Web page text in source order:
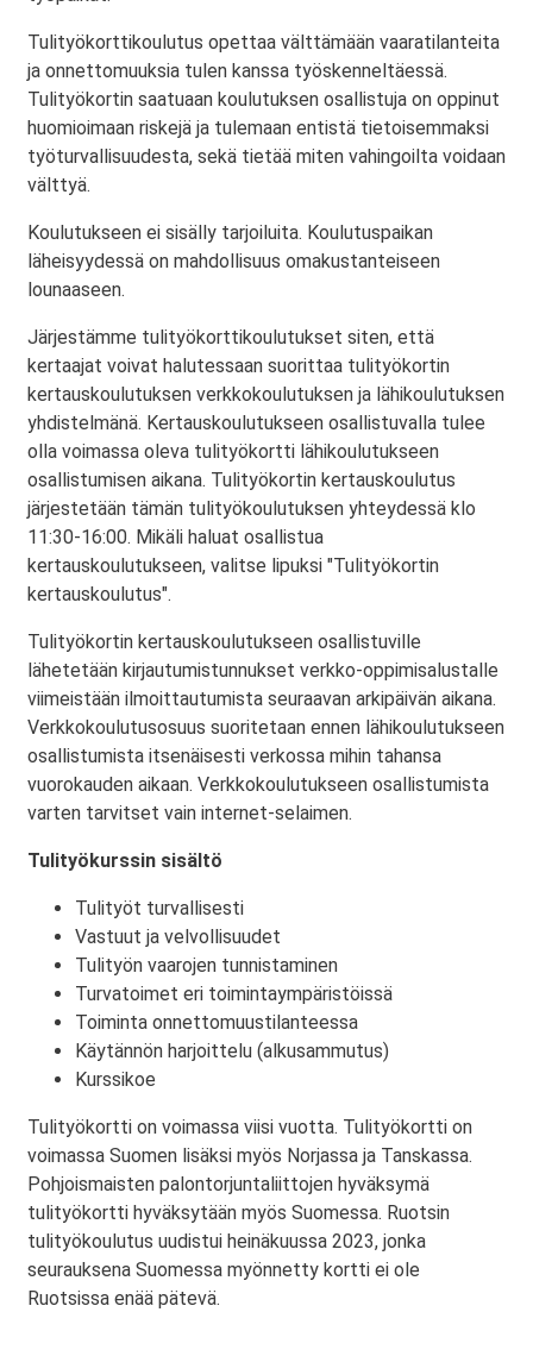
Tulityökorttikoulutus opettaa välttämään vaaratilanteita
ja onnettomuuksia tulen kanssa työskenneltäessä.
Tulityökortin saatuaan koulutuksen osallistuja on oppinut
huomioimaan riskejä ja tulemaan entistä tietoisemmaksi
työturvallisuudesta, sekä tietää miten vahingoilta voidaan
välttyä.
Koulutukseen ei sisälly tarjoiluita. Koulutuspaikan
läheisyydessä on mahdollisuus omakustanteiseen
lounaaseen.
Järjestämme tulityökorttikoulutukset siten, että
kertaajat voivat halutessaan suorittaa tulityökortin
kertauskoulutuksen verkkokoulutuksen ja lähikoulutuksen
yhdistelmänä. Kertauskoulutukseen osallistuvalla tulee
olla voimassa oleva tulityökortti lähikoulutukseen
osallistumisen aikana. Tulityökortin kertauskoulutus
järjestetään tämän tulityökoulutuksen yhteydessä klo
11:30-16:00. Mikäli haluat osallistua
kertauskoulutukseen, valitse lipuksi "Tulityökortin
kertauskoulutus".
Tulityökortin kertauskoulutukseen osallistuville
lähetetään kirjautumistunnukset verkko-oppimisalustalle
viimeistään ilmoittautumista seuraavan arkipäivän aikana.
Verkkokoulutusosuus suoritetaan ennen lähikoulutukseen
osallistumista itsenäisesti verkossa mihin tahansa
vuorokauden aikaan. Verkkokoulutukseen osallistumista
varten tarvitset vain internet-selaimen.
Tulityökurssin sisältö
Tulityöt turvallisesti
Vastuut ja velvollisuudet
Tulityön vaarojen tunnistaminen
Turvatoimet eri toimintaympäristöissä
Toiminta onnettomuustilanteessa
Käytännön harjoittelu (alkusammutus)
Kurssikoe
Tulityökortti on voimassa viisi vuotta. Tulityökortti on
voimassa Suomen lisäksi myös Norjassa ja Tanskassa.
Pohjoismaisten palontorjuntaliittojen hyväksymä
tulityökortti hyväksytään myös Suomessa. Ruotsin
tulityökoulutus uudistui heinäkuussa 2023, jonka
seurauksena Suomessa myönnetty kortti ei ole
Ruotsissa enää pätevä.